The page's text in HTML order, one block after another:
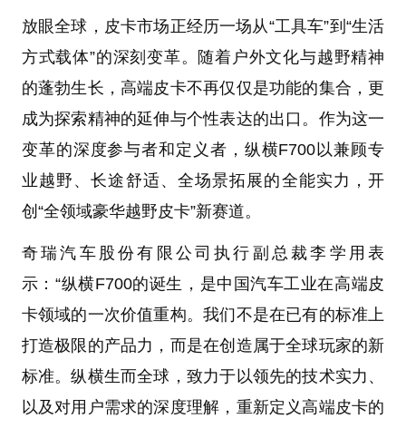
放眼全球，皮卡市场正经历一场从“工具车”到“生活
方式载体”的深刻变革。随着户外文化与越野精神
的蓬勃生长，高端皮卡不再仅仅是功能的集合，更
成为探索精神的延伸与个性表达的出口。作为这一
变革的深度参与者和定义者，纵横F700以兼顾专
业越野、长途舒适、全场景拓展的全能实力，开
创“全领域豪华越野皮卡”新赛道。
奇瑞汽车股份有限公司执行副总裁李学用表
示：“纵横F700的诞生，是中国汽车工业在高端皮
卡领域的一次价值重构。我们不是在已有的标准上
打造极限的产品力，而是在创造属于全球玩家的新
标准。纵横生而全球，致力于以领先的技术实力、
以及对用户需求的深度理解，重新定义高端皮卡的